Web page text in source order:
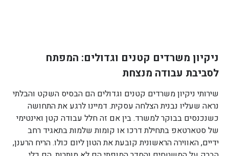
ניקיון משרדים קטנים וגדולים: המפתח
לסביבת עבודה מנצחת
שירותי ניקיון משרדים קטנים וגדולים הם הבסיס השקט והבלתי
נראה שעליו נבנית הצלחה עסקית. דמיינו לרגע את התחושה
כשנכנסים בבוקר למשרד. בין אם זה חלל עבודה קטן ואינטימי
של סטארטאפ בתחילת דרכו או קומות שלמות בתאגיד רחב
ידיים, האווירה הראשונית קובעת את הטון ליום כולו. הריח הרענן,